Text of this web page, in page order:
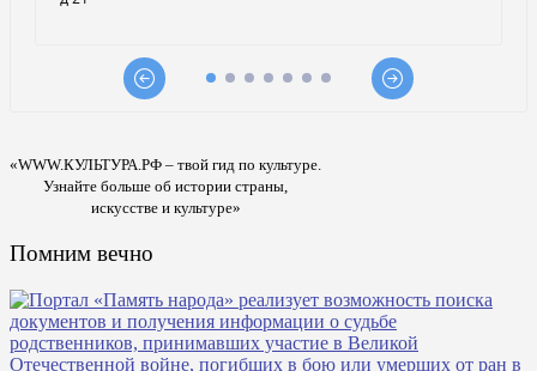
«WWW.КУЛЬТУРА.РФ – твой гид по культуре.
Узнайте больше об истории страны,
искусстве и культуре»
Помним вечно